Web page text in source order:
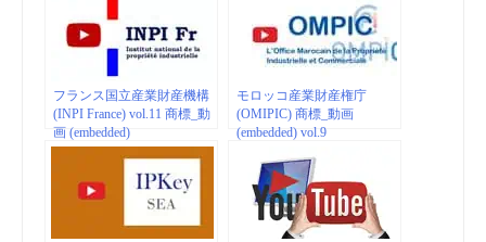
フランス国立産業財産機構
(INPI France) vol.11 商標_動
画 (embedded)
モロッコ産業財産権庁
(OMIPIC) 商標_動画
(embedded) vol.9